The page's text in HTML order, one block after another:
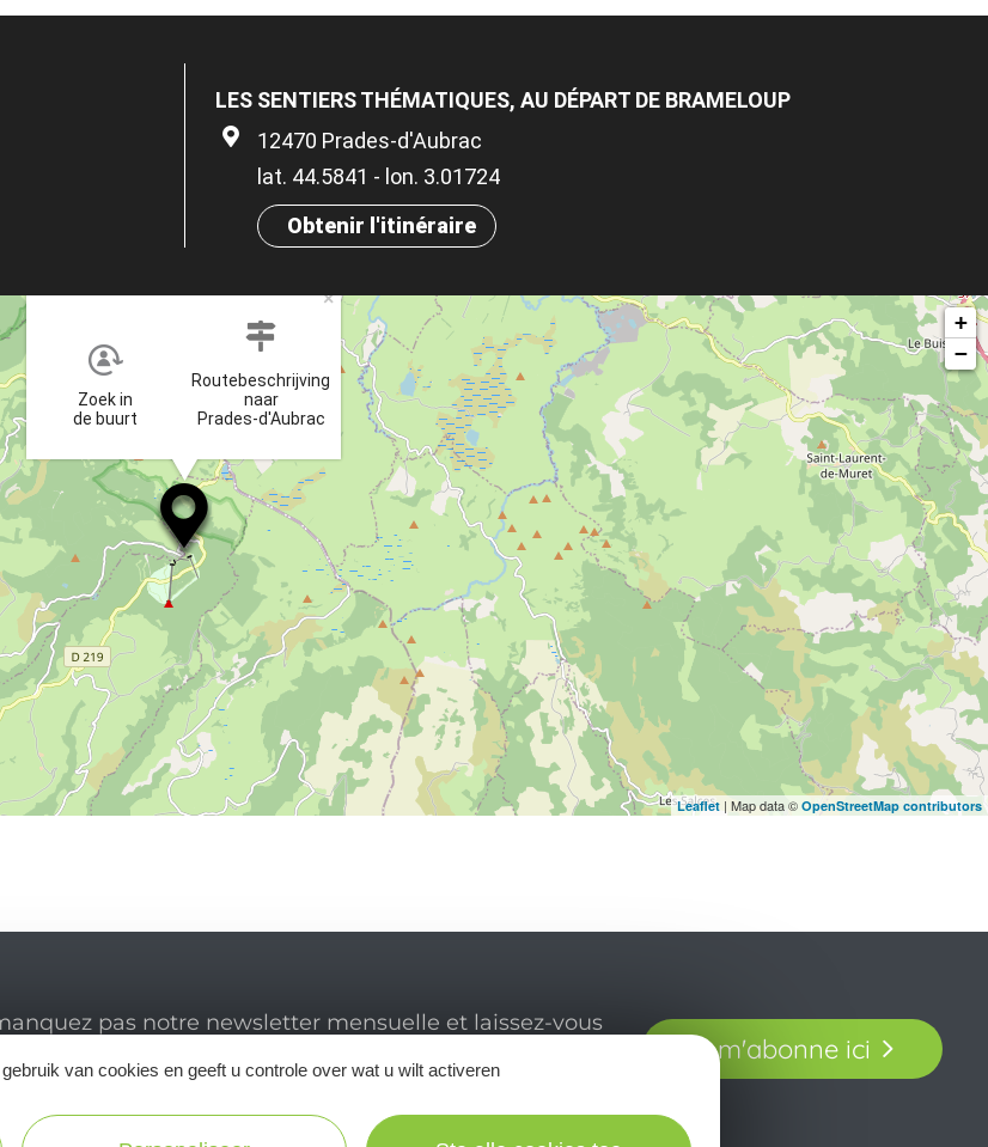
LES SENTIERS THÉMATIQUES, AU DÉPART DE BRAMELOUP
12470 Prades-d'Aubrac
lat. 44.5841 - lon. 3.01724
Obtenir l'itinéraire
Zoek in
de buurt
Routebeschrijving
naar
Prades-d'Aubrac
×
+
−
Leaflet | Map data © OpenStreetMap contributors
pas notre newsletter mensuelle et laissez-vous
Je m'abonne ici
van cookies en geeft u controle over wat u wilt activeren